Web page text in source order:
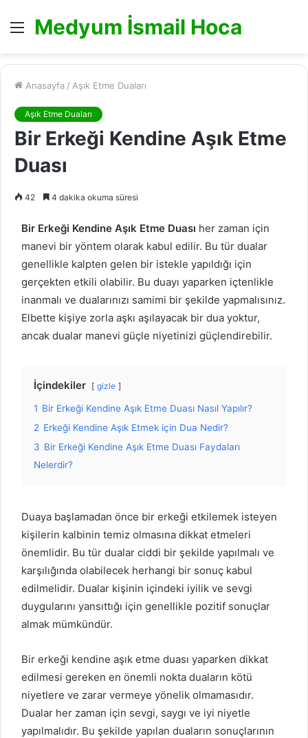
MenüMedyum İsmail Hoca
Anasayfa / Aşık Etme Duaları
Aşık Etme Duaları
Bir Erkeği Kendine Aşık Etme
Duası
42 4 dakika okuma süresi
Bir Erkeği Kendine Aşık Etme Duası her zaman için
manevi bir yöntem olarak kabul edilir. Bu tür dualar
genellikle kalpten gelen bir istekle yapıldığı için
gerçekten etkili olabilir. Bu duayı yaparken içtenlikle
inanmalı ve dualarınızı samimi bir şekilde yapmalısınız.
Elbette kişiye zorla aşkı aşılayacak bir dua yoktur,
ancak dualar manevi güçle niyetinizi güçlendirebilir.
İçindekiler gizle
1 Bir Erkeği Kendine Aşık Etme Duası Nasıl Yapılır?
2 Erkeği Kendine Aşık Etmek için Dua Nedir?
3 Bir Erkeği Kendine Aşık Etme Duası Faydaları
Nelerdir?
Duaya başlamadan önce bir erkeği etkilemek isteyen
kişilerin kalbinin temiz olmasına dikkat etmeleri
önemlidir. Bu tür dualar ciddi bir şekilde yapılmalı ve
karşılığında olabilecek herhangi bir sonuç kabul
edilmelidir. Dualar kişinin içindeki iyilik ve sevgi
duygularını yansıttığı için genellikle pozitif sonuçlar
almak mümkündür.
Bir erkeği kendine aşık etme duası yaparken dikkat
edilmesi gereken en önemli nokta duaların kötü
niyetlere ve zarar vermeye yönelik olmamasıdır.
Dualar her zaman için sevgi, saygı ve iyi niyetle
yapılmalıdır. Bu şekilde yapılan duaların sonuçlarının